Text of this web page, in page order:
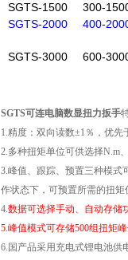
SGTS-1500
300-
SGTS-2000
400-
SGTS-3000 600-
SGTS可连电脑数显扭力扳手
1.精度：双向读数±1％，优
2.多种扭矩单位可供选择N.m
3.峰值、跟踪、预置三种模式
作状态下，可预置所需的扭矩
4.数据可选择手动、自动存储
5.峰值模式可存储500组扭矩
6.国产品采用充电式锂电池供